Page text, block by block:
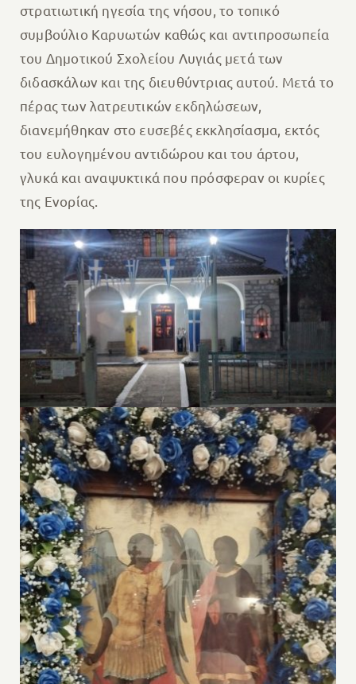
στρατιωτική ηγεσία της νήσου, το τοπικό
συμβούλιο Καρυωτών καθώς και αντιπροσωπεία
του Δημοτικού Σχολείου Λυγιάς μετά των
διδασκάλων και της διευθύντριας αυτού. Μετά το
πέρας των λατρευτικών εκδηλώσεων,
διανεμήθηκαν στο ευσεβές εκκλησίασμα, εκτός
του ευλογημένου αντιδώρου και του άρτου,
γλυκά και αναψυκτικά που πρόσφεραν οι κυρίες
της Ενορίας.